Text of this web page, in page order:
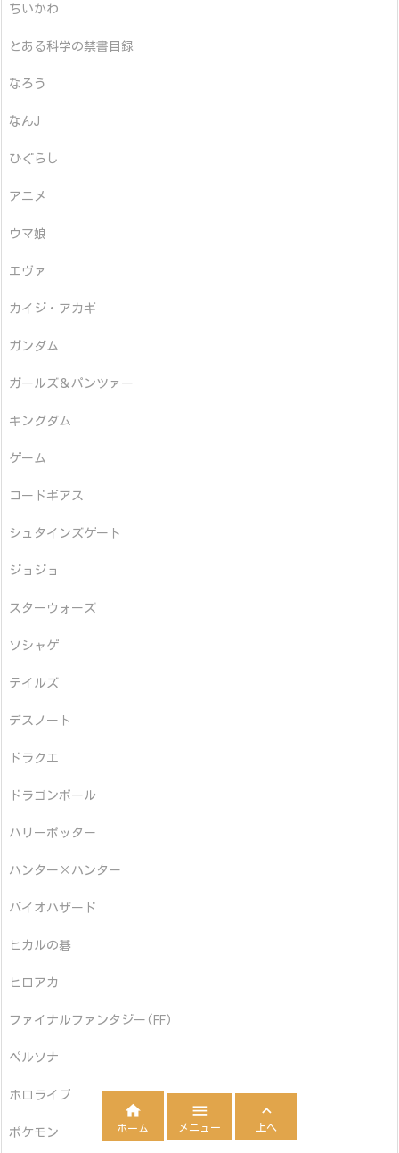
ちいかわ
とある科学の禁書目録
なろう
なんJ
ひぐらし
アニメ
ウマ娘
エヴァ
カイジ・アカギ
ガンダム
ガールズ＆パンツァー
キングダム
ゲーム
コードギアス
シュタインズゲート
ジョジョ
スターウォーズ
ソシャゲ
テイルズ
デスノート
ドラクエ
ドラゴンボール
ハリーポッター
ハンター×ハンター
バイオハザード
ヒカルの碁
ヒロアカ
ファイナルファンタジー(FF)
ペルソナ
ホロライブ
ポケモン

ホーム

メニュー

上へ